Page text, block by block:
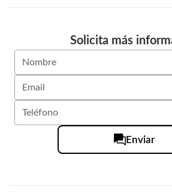
Solicita más
Enviar